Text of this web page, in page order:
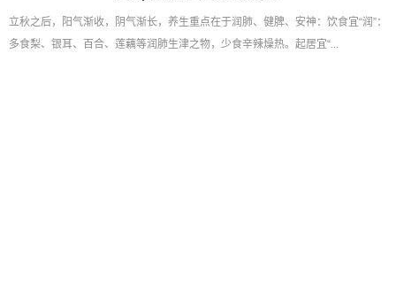
立秋之后，阳气渐收，阴气渐长，养生重点在于润肺、健脾、安神：饮食宜“润”：
多食梨、银耳、百合、莲藕等润肺生津之物，少食辛辣燥热。起居宜“...